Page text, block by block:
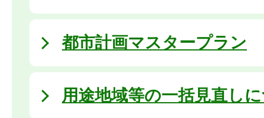
都市計画マスタープラン
用途地域等の一括見直し